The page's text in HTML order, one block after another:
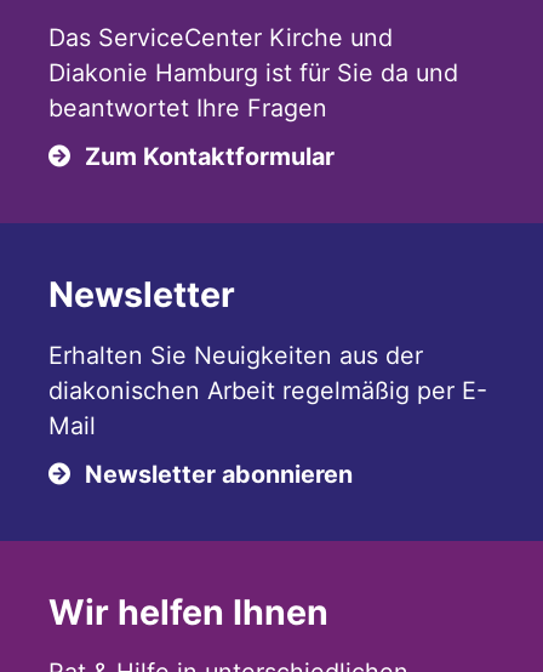
Das ServiceCenter Kirche und
Diakonie Hamburg ist für Sie da und
beantwortet Ihre Fragen
Zum Kontaktformular
Newsletter
Erhalten Sie Neuigkeiten aus der
diakonischen Arbeit regelmäßig per E-
Mail
Newsletter abonnieren
Wir helfen Ihnen